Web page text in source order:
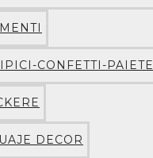
CONFETTI-PAIETE
DECOR